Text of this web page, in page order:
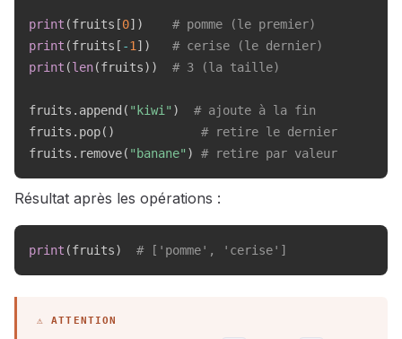
print (fruits [0] )
# pomme (le premier)
print (fruits [ -1 ] )
# cerise (le dernier)
print (len(fruits) ) # 3 (la taille)
fruits . append ( "kiwi" )
# ajoute à la fin
fruits . pop( )
# retire le dernier
fruits . remove( "banane" ) # retire par valeur
Résultat après les opérations :
print (fruits) # ['pomme', 'cerise']